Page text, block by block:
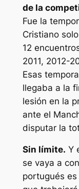
de la
Fue la
Cristiano
12
2011, 2012-
Esas
llegaba a la
lesión en la
ante el
disputar la
Sin límite. Y
se vaya a
portugués